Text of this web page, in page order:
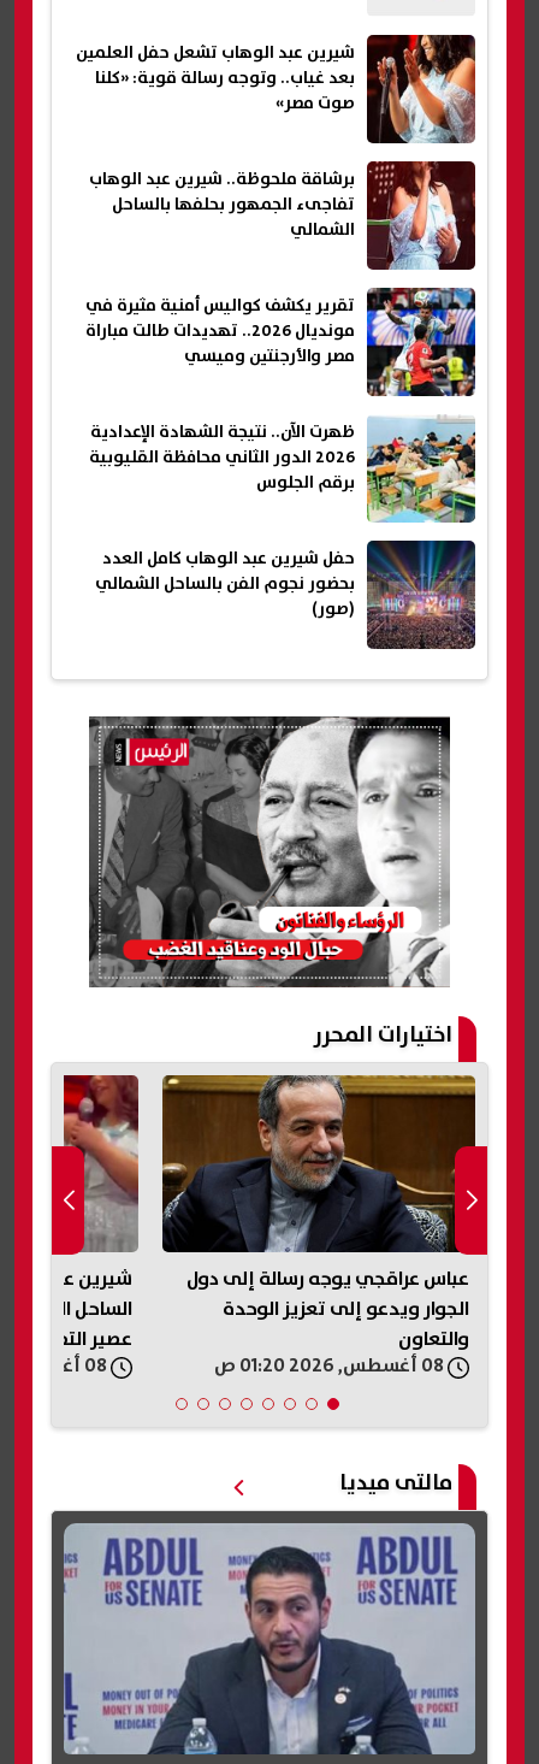
شيرين عبد الوهاب تشعل حفل العلمين
بعد غياب.. وتوجه رسالة قوية: «كلنا
صوت مصر»
برشاقة ملحوظة.. شيرين عبد الوهاب
تفاجىء الجمهور بحلفها بالساحل
الشمالي
تقرير يكشف كواليس أمنية مثيرة في
مونديال 2026.. تهديدات طالت مباراة
مصر والأرجنتين وميسي
ظهرت الآن.. نتيجة الشهادة الإعدادية
2026 الدور الثاني محافظة القليوبية
برقم الجلوس
حفل شيرين عبد الوهاب كامل العدد
بحضور نجوم الفن بالساحل الشمالي
(صور)
اختيارات المحرر
عباس عراقجي يوجه رسالة إلى دول
الجوار ويدعو إلى تعزيز الوحدة
والتعاون
شيرين عبد
الساحل
عصير التفاح
تانية؟»
مالتى ميديا